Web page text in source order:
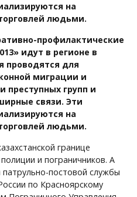
на
людьми.
профилактические
идут в регионе в
проводятся для
миграции и
преступных групп и
связи. Эти
на
людьми.
границе
и пограничников. А
постовой службы
по Красноярскому